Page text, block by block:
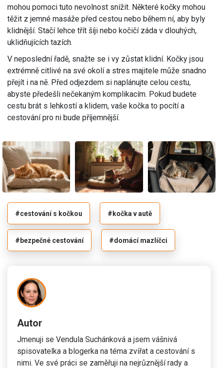
mohou pomoci tuto nevolnost snížit. Některé kočky mohou
těžit z jemné masáže před cestou nebo během ní, aby byly
klidnější. Stačí lehce třít šíji nebo kočičí záda v dlouhých,
uklidňujících tazích.
V neposlední řadě, snažte se i vy zůstat klidní. Kočky jsou
extrémně citlivé na své okolí a stres majitele může snadno
přejít i na ně. Před odjezdem si naplánujte celou cestu,
abyste předešli nečekaným komplikacím. Pokud budete
cestu brát s lehkostí a klidem, vaše kočka to pocítí a
cestování pro ni bude příjemnější.
#cestování s kočkou #kočka v autě
#bezpečné cestování #domácí mazlíčci
Autor
Jmenuji se Vendula Suchánková a jsem vášnivá
spisovatelka a blogerka na téma zvířat a cestování s
nimi. Ve své práci se zaměřuji na nejrůznější rady a